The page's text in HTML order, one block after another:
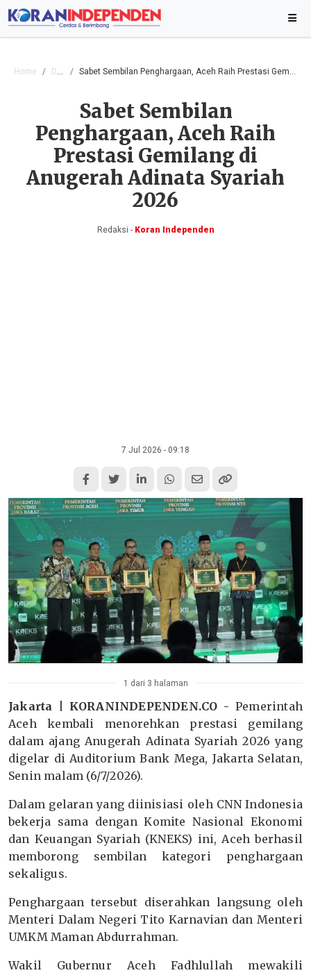
Home Daerah Sabet Sembilan Penghargaan, Aceh Raih Prestasi Gemilang di Anugerah Adinata Syariah 2026
Sabet Sembilan
Penghargaan, Aceh Raih
Prestasi Gemilang di
Anugerah Adinata Syariah
2026
Redaksi -Koran Independen
7 Jul 2026 - 09:18
1 dari 3 halaman
Jakarta | KORANINDEPENDEN.CO - Pemerintah
Aceh kembali menorehkan prestasi gemilang
dalam ajang Anugerah Adinata Syariah 2026 yang
digelar di Auditorium Bank Mega, Jakarta Selatan,
Senin malam (6/7/2026).
Dalam gelaran yang diinisiasi oleh CNN Indonesia
bekerja sama dengan Komite Nasional Ekonomi
dan Keuangan Syariah (KNEKS) ini, Aceh berhasil
memborong sembilan kategori penghargaan
sekaligus.
Penghargaan tersebut diserahkan langsung oleh
Menteri Dalam Negeri Tito Karnavian dan Menteri
UMKM Maman Abdurrahman.
Wakil Gubernur Aceh Fadhlullah mewakili